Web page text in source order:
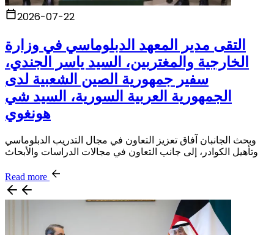
2026-07-22
التقى مدير المعهد الدبلوماسي في وزارة
الخارجية والمغتربين، السيد ياسر الجندي،
سفير جمهورية الصين الشعبية لدى
الجمهورية العربية السورية، السيد شي
هونغوي
وبحث الجانبان آفاق تعزيز التعاون في مجال التدريب الدبلوماسي
وتأهيل الكوادر، إلى جانب التعاون في مجالات الدراسات والأبحاث
Read more